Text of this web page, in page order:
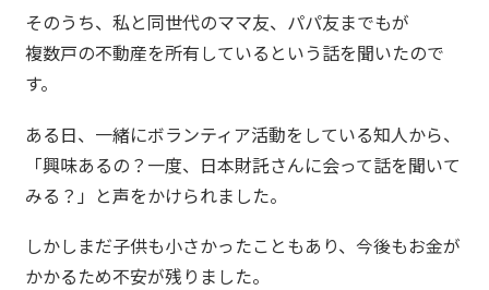
そのうち、私と同世代のママ友、パパ友までもが
複数戸の不動産を所有しているという話を聞いたので
す。
ある日、一緒にボランティア活動をしている知人から、
「興味あるの？一度、日本財託さんに会って話を聞いて
みる？」と声をかけられました。
しかしまだ子供も小さかったこともあり、今後もお金が
かかるため不安が残りました。